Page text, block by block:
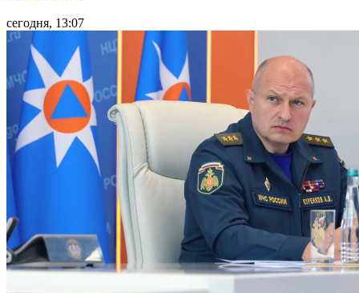
сегодня, 13:07